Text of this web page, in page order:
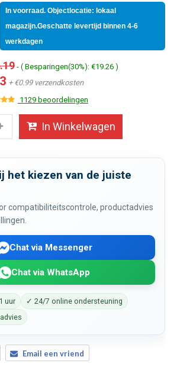
In voorraad. Objectlocatie: lokaal
magazijn.Geschatte levertijd binnen 4-6
werkdagen
- ( Besparingen(30%): €19.26 )
+ €0.99 verzendkosten
1129 beoordelingen
In Winkelwagen
het kiezen van de juiste
compatibiliteitscontrole, productadvies
Chat via Messenger
Chat via WhatsApp
uur
✓ 24/7 online ondersteuning
Email een vriend